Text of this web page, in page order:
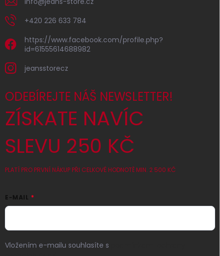
+420 226 633 784
https://www.facebook.com/profile.php?
id=61555614688982
jeansstorecz
ODEBÍREJTE NÁŠ NEWSLETTER!
ZÍSKATE NAVÍC
SLEVU 250 KČ
PLATÍ PRO PRVNÍ NÁKUP PŘI CELKOVÉ HODNOTĚ MIN. 2 500 KČ
E-MAIL
Vložením e-mailu souhlasíte s